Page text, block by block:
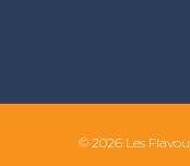
© 2026 Les